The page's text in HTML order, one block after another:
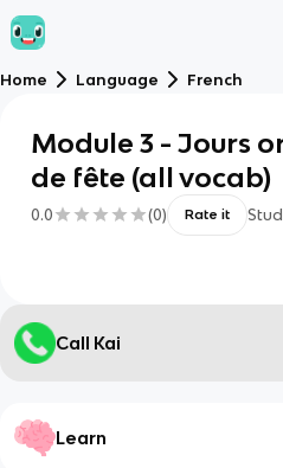
Home Language French
Module 3 - Jours
de fête (all vocab)
0.0 (0) Rate it
Call Kai
Learn